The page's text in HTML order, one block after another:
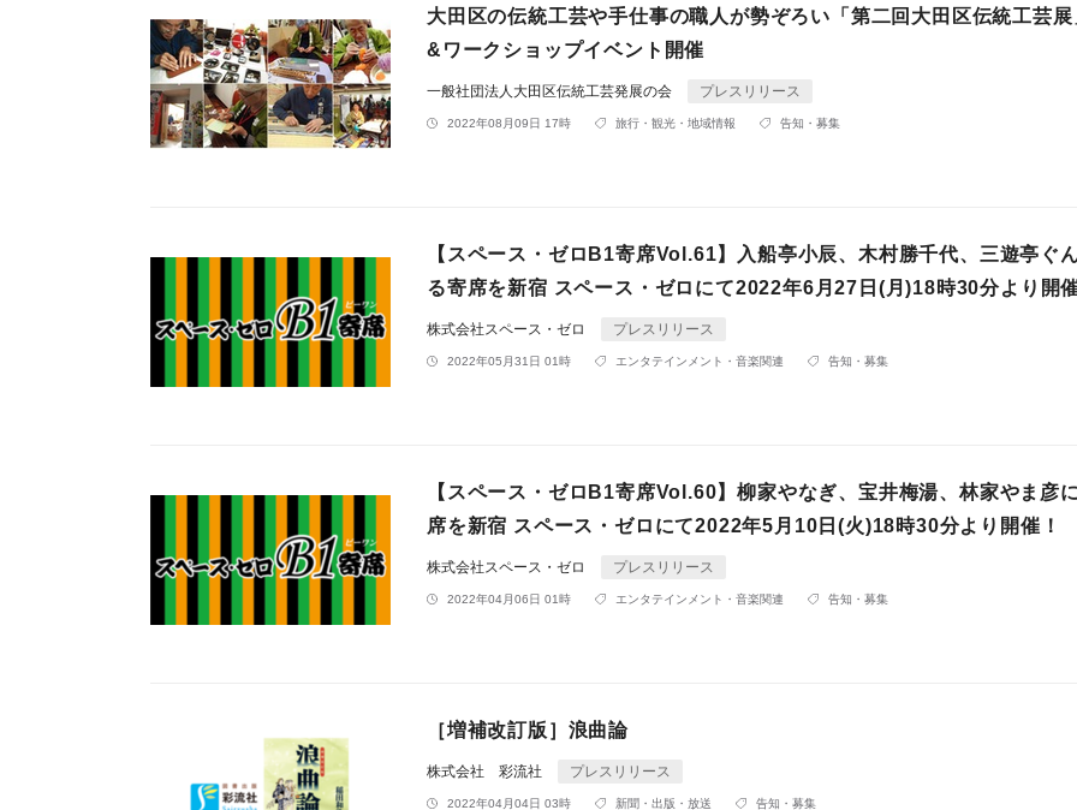
大田区の伝統工芸や手仕事の職人が勢ぞろい「第二回大田区伝統工芸展
&ワークショップイベント開催
一般社団法人大田区伝統工芸発展の会 プレスリリース
2022年08月09日 17時 旅行・観光・地域情報 告知・募集
【スペース・ゼロB1寄席Vol.61】入船亭小辰、木村勝千代、三遊亭ぐ
る寄席を新宿 スペース・ゼロにて2022年6月27日(月)18時30分より開催
株式会社スペース・ゼロ プレスリリース
2022年05月31日 01時 エンタテインメント・音楽関連 告知・募集
【スペース・ゼロB1寄席Vol.60】柳家やなぎ、宝井梅湯、林家やま彦
席を新宿 スペース・ゼロにて2022年5月10日(火)18時30分より開催！
株式会社スペース・ゼロ プレスリリース
2022年04月06日 01時 エンタテインメント・音楽関連 告知・募集
［増補改訂版］浪曲論
株式会社 彩流社 プレスリリース
2022年04月04日 03時 新聞・出版・放送 告知・募集